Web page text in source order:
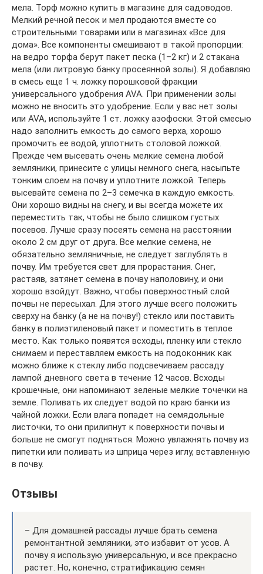
мела. Торф можно купить в магазине для садоводов.
Мелкий речной песок и мел продаются вместе со
строительными товарами или в магазинах «Все для
дома». Все компоненты смешивают в такой пропорции:
на ведро торфа берут пакет песка (1–2 кг) и 2 стакана
мела (или литровую банку просеянной золы). Я добавляю
в смесь еще 1 ч. ложку порошковой фракции
универсального удобрения AVA. При применении золы
можно не вносить это удобрение. Если у вас нет золы
или AVA, используйте 1 ст. ложку азофоски. Этой смесью
надо заполнить емкость до самого верха, хорошо
промочить ее водой, уплотнить столовой ложкой.
Прежде чем высевать очень мелкие семена любой
земляники, принесите с улицы немного снега, насыпьте
тонким слоем на почву и уплотните ложкой. Теперь
высевайте семена по 2–3 семечка в каждую емкость.
Они хорошо видны на снегу, и вы всегда можете их
переместить так, чтобы не было слишком густых
посевов. Лучше сразу посеять семена на расстоянии
около 2 см друг от друга. Все мелкие семена, не
обязательно земляничные, не следует заглублять в
почву. Им требуется свет для прорастания. Снег,
растаяв, затянет семена в почву наполовину, и они
хорошо взойдут. Важно, чтобы поверхностный слой
почвы не пересыхал. Для этого лучше всего положить
сверху на банку (а не на почву!) стекло или поставить
банку в полиэтиленовый пакет и поместить в теплое
место. Как только появятся всходы, пленку или стекло
снимаем и переставляем емкость на подоконник как
можно ближе к стеклу либо подсвечиваем рассаду
лампой дневного света в течение 12 часов. Всходы
крошечные, они напоминают зеленые мелкие точечки на
земле. Поливать их следует водой по краю банки из
чайной ложки. Если влага попадет на семядольные
листочки, то они прилипнут к поверхности почвы и
больше не смогут подняться. Можно увлажнять почву из
пипетки или поливать из шприца через иглу, вставленную
в почву.
Отзывы
– Для домашней рассады лучше брать семена
ремонтантной земляники, это избавит от усов. А
почву я использую универсальную, и все прекрасно
растет. Но, конечно, стратификацию семян